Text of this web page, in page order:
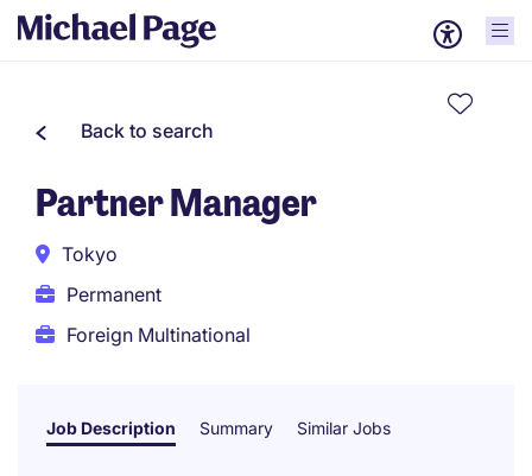
Back to search
Partner Manager
Tokyo
Permanent
Foreign Multinational
Job Description Summary Similar Jobs